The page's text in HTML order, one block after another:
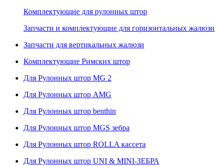
Комплектующие для рулонных штор
Запчасти и комплектующие для горизонтальных жалюзи
Запчасти для вертикальных жалюзи
Комплектующие Римских штор
Для Рулонных штор MG 2
Для Рулонных штор AMG
Для Рулонных штор benthin
Для Рулонных штор MGS зебра
Для Рулонных штор ROLLA кассета
Для Рулонных штор UNI & MINI-ЗЕБРА